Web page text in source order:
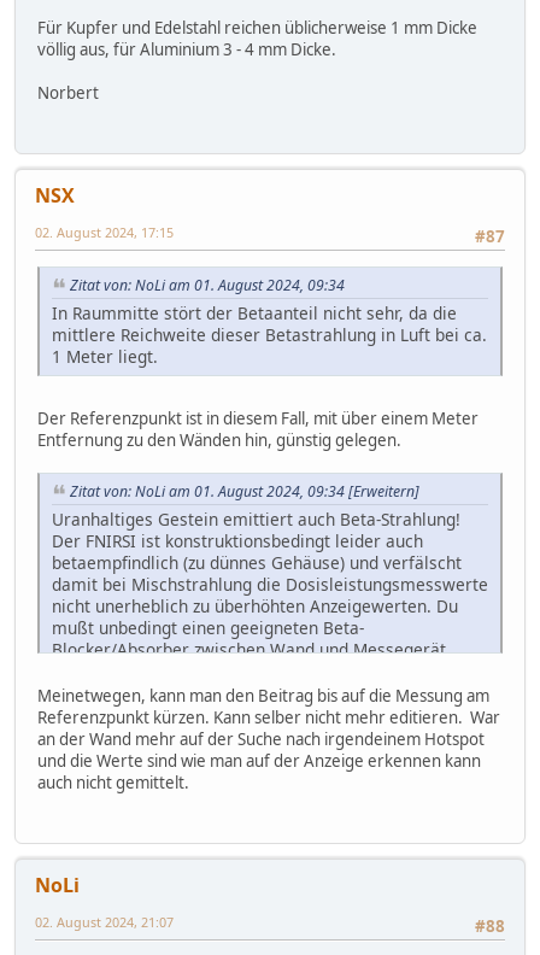
Für Kupfer und Edelstahl reichen üblicherweise 1 mm Dicke
völlig aus, für Aluminium 3 - 4 mm Dicke.
Norbert
NSX
#87
02. August 2024, 17:15
Zitat von: NoLi am 01. August 2024, 09:34
In Raummitte stört der Betaanteil nicht sehr, da die
mittlere Reichweite dieser Betastrahlung in Luft bei ca.
1 Meter liegt.
Der Referenzpunkt ist in diesem Fall, mit über einem Meter
Entfernung zu den Wänden hin, günstig gelegen.
Zitat von: NoLi am 01. August 2024, 09:34[Erweitern]
Uranhaltiges Gestein emittiert auch Beta-Strahlung!
Der FNIRSI ist konstruktionsbedingt leider auch
betaempfindlich (zu dünnes Gehäuse) und verfälscht
damit bei Mischstrahlung die Dosisleistungsmesswerte
nicht unerheblich zu überhöhten Anzeigewerten. Du
mußt unbedingt einen geeigneten Beta-
Blocker/Absorber zwischen Wand und Messegerät
Meinetwegen, kann man den Beitrag bis auf die Messung am
Referenzpunkt kürzen. Kann selber nicht mehr editieren. War
an der Wand mehr auf der Suche nach irgendeinem Hotspot
und die Werte sind wie man auf der Anzeige erkennen kann
auch nicht gemittelt.
NoLi
#88
02. August 2024, 21:07